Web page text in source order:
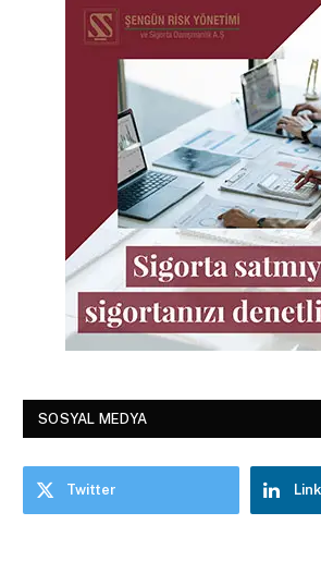
SOSYAL MEDYA
Twitter